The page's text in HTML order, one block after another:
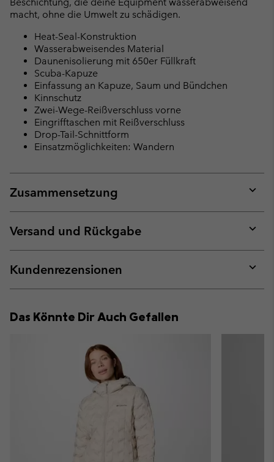
Beschichtung, die deine Equipment wasserabweisend
macht, ohne die Umwelt zu schädigen.
Heat-Seal-Konstruktion
Wasserabweisendes Material
Daunenisolierung mit 650er Füllkraft
Scuba-Kapuze
Einfassung an Kapuze, Saum und Bündchen
Kinnschutz
Zwei-Wege-Reißverschluss vorne
Eingrifftaschen mit Reißverschluss
Drop-Tail-Schnittform
Einsatzmöglichkeiten: Wandern
Zusammensetzung
or
Versand und Rückgabe
or
Kundenrezensionen
or
Das Könnte Dir Auch Gefallen